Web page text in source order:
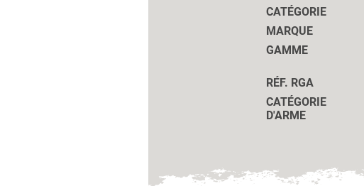
CATÉGORIE
MARQUE
GAMME
RÉF. RGA
CATÉGORIE
D'ARME